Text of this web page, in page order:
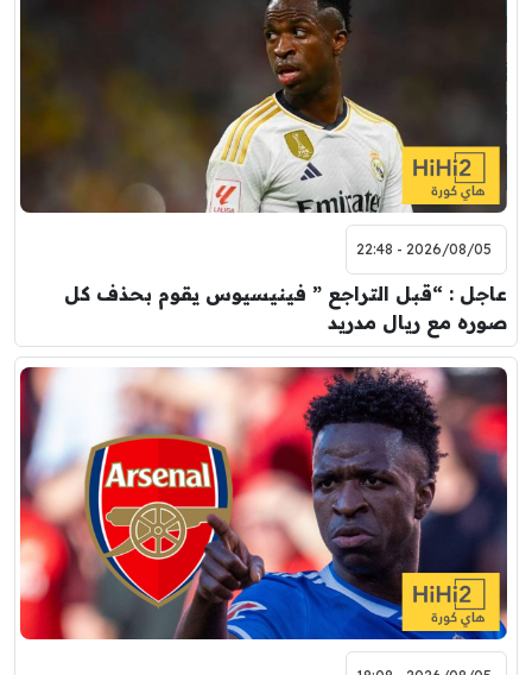
2026/08/05 - 22:48
عاجل : “قبل التراجع ” فينيسيوس يقوم بحذف كل
صوره مع ريال مدريد